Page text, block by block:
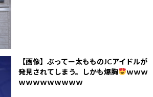
【画像】ぶってー太もものJCアイドルが
発見されてしまう。しかも爆胸
ｗｗｗ
ｗｗｗｗｗｗｗｗｗ